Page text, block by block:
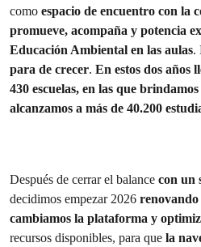
como espacio de encuentro con la
promueve, acompaña y potencia
Educación Ambiental en las aulas.
para de crecer. En estos dos años
430 escuelas, en las que
alcanzamos a más de 40.200
Después de cerrar el balance con un
decidimos empezar 2026
cambiamos la plataforma y
recursos disponibles, para que la